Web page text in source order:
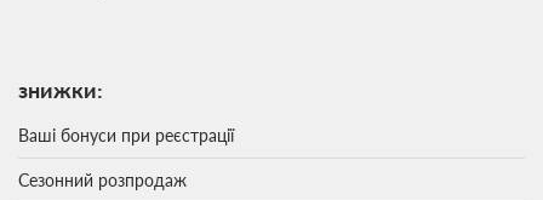
знижки:
Ваші бонуси при реєстрації
Сезонний розпродаж